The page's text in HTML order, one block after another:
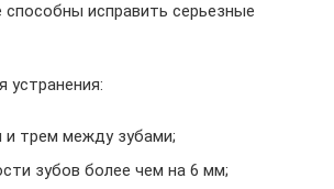
способны исправить серьезные
устранения:
трем между зубами;
зубов более чем на 6 мм;